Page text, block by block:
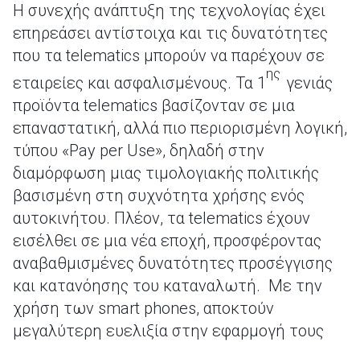
Η συνεχής ανάπτυξη της τεχνολογίας έχει
επηρεάσει αντίστοιχα και τις δυνατότητες
που τα telematics μπορούν να παρέχουν σε
εταιρείες και ασφαλισμένους. Τα 1 ης γενιάς
προϊόντα telematics βασίζονταν σε μια
επαναστατική, αλλά πιο περιορισμένη λογική,
τύπου «Pay per Use», δηλαδή στην
διαμόρφωση μιας τιμολογιακής πολιτικής
βασισμένη στη συχνότητα χρήσης ενός
αυτοκινήτου. Πλέον, τα telematics έχουν
εισέλθει σε μια νέα εποχή, προσφέροντας
αναβαθμισμένες δυνατότητες προσέγγισης
και κατανόησης του καταναλωτή. Με την
χρήση των smart phones, αποκτούν
μεγαλύτερη ευελιξία στην εφαρμογή τους